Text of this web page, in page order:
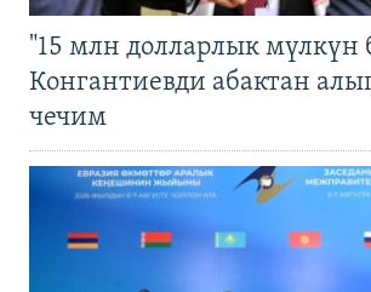
"15 млн долларлык мүлкүн
Конгантиевди абактан
чечим